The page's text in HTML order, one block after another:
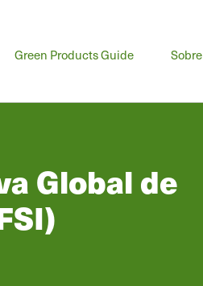
Green Products Guide Sobre
Global de